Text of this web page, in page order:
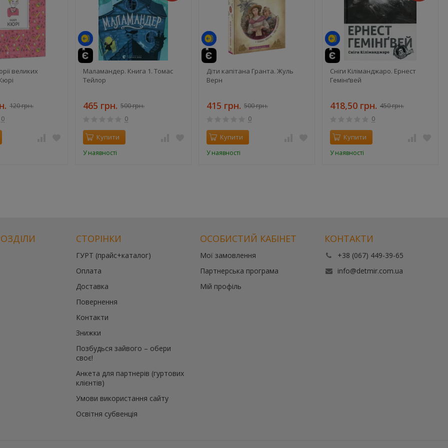
великих
120 грн.
0
Маламандер. Книга 1. Томас
Тейлор
465 грн. 500 грн.
0
Купити
У наявності
Діти капітана Гранта. Жуль
Верн
415 грн. 500 грн.
0
Купити
У наявності
Сніги Кіліманджаро. Ернест
Гемінґвей
418,50 грн. 450 грн.
0
Купити
У наявності
СТОРІНКИ
ГУРТ (прайс+каталог)
Оплата
Доставка
Повернення
Контакти
Знижки
Позбудься зайвого – обери
своє!
Анкета для партнерів (гуртових
клієнтів)
Умови використання сайту
Освітня субвенція
ОСОБИСТИЙ КАБІНЕТ
Мої замовлення
Партнерська програма
Мій профіль
КОНТАКТИ
+38 (067) 449-39-65
info@detmir.com.ua